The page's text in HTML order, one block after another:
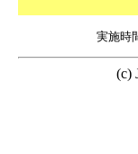
実施時
(c)